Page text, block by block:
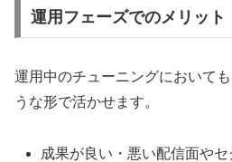
運用フェーズでのメリット
運用中のチューニングにおいて
うな形で活かせます。
成果が良い・悪い配信面や